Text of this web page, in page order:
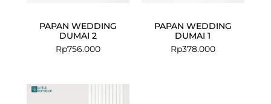
PAPAN WEDDING
DUMAI 2
Rp756.000
PAPAN WEDDING
DUMAI 1
Rp378.000